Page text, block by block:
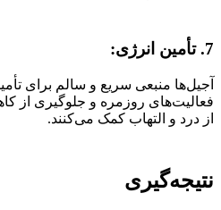
7. تأمین انرژی:
آجیل‌ها منبعی سریع و سالم برای
فعالیت‌های روزمره و جلوگیری از
از درد و التهاب کمک می‌کنند.
نتیجه‌گیری